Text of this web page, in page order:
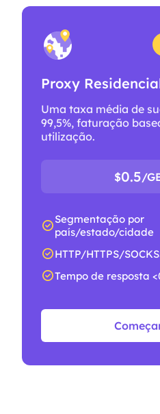
Proxy
Uma taxa média de
99,5%, faturação
utilização.
$0.5/
Segmentação por
país/estado/cidade
HTTP/HTTPS/
Tempo de resposta